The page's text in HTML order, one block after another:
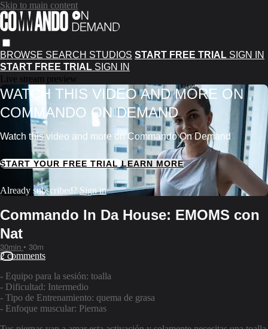
Skip to main content
BROWSE SEARCH STUDIOS START FREE TRIAL SIGN IN
START FREE TRIAL SIGN IN
Live stream preview
WATCH THIS VIDEO AND MORE ON
COMMANDO ON DEMAND
Watch this video and more on Commando On Demand
START YOUR FREE TRIALLEARN MORE
Already subscribed? Sign in
Commando In Da House: EMOMS con
Nat
30min • 30m
2 comments
- Equipo para la sesión: toalla
- Dificultad: Intermedio
- Tipo de Entrenamiento: quema de grasa
- Enfoque muscular: Piernas